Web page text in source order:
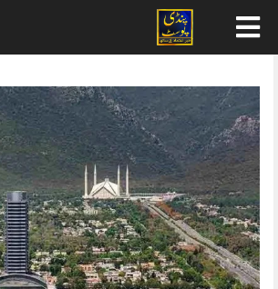
content